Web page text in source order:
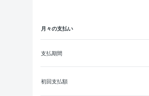
月々の支払い
支払期間
初回支払額